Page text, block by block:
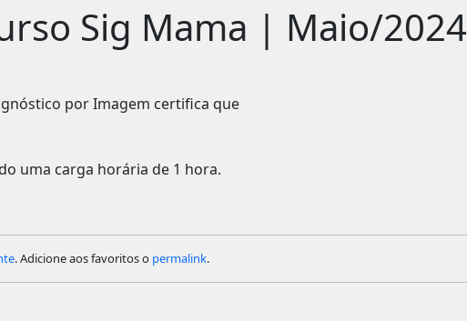
Sig Mama | Maio/2024
por Imagem certifica que
uma carga horária de 1 hora.
. Adicione aos favoritos o permalink.